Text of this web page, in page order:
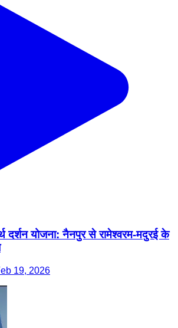
दर्शन योजना: नैनपुर से रामेश्वरम-मदुरई के
19, 2026